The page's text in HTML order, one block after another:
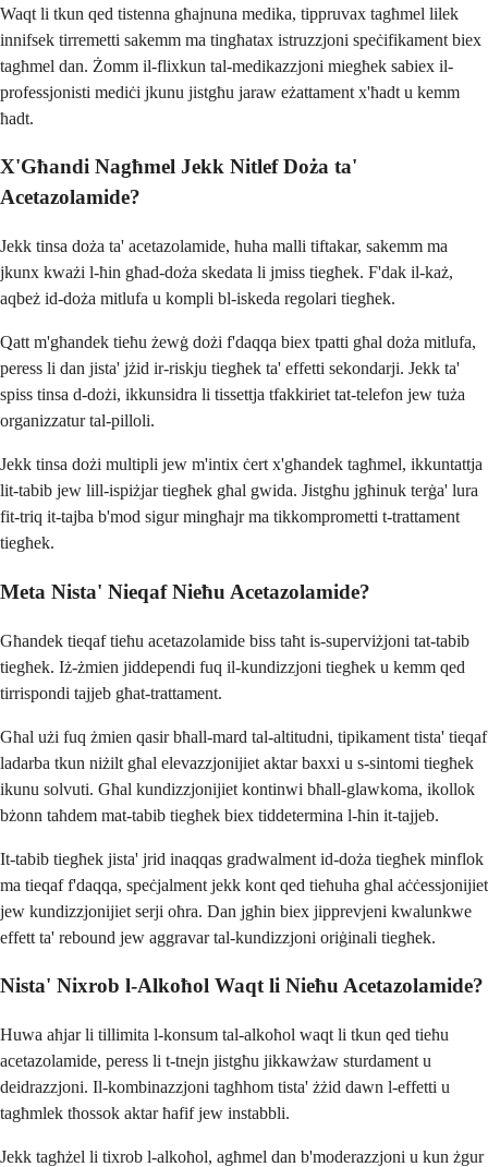
Waqt li tkun qed tistenna għajnuna medika, tippruvax tagħmel lilek
innifsek tirremetti sakemm ma tingħatax istruzzjoni speċifikament biex
tagħmel dan. Żomm il-flixkun tal-medikazzjoni miegħek sabiex il-
professjonisti mediċi jkunu jistgħu jaraw eżattament x'ħadt u kemm
ħadt.
X'Għandi Nagħmel Jekk Nitlef Doża ta'
Acetazolamide?
Jekk tinsa doża ta' acetazolamide, ħuha malli tiftakar, sakemm ma
jkunx kważi l-ħin għad-doża skedata li jmiss tiegħek. F'dak il-każ,
aqbeż id-doża mitlufa u kompli bl-iskeda regolari tiegħek.
Qatt m'għandek tieħu żewġ dożi f'daqqa biex tpatti għal doża mitlufa,
peress li dan jista' jżid ir-riskju tiegħek ta' effetti sekondarji. Jekk ta'
spiss tinsa d-dożi, ikkunsidra li tissettja tfakkiriet tat-telefon jew tuża
organizzatur tal-pilloli.
Jekk tinsa dożi multipli jew m'intix ċert x'għandek tagħmel, ikkuntattja
lit-tabib jew lill-ispiżjar tiegħek għal gwida. Jistgħu jgħinuk terġa' lura
fit-triq it-tajba b'mod sigur mingħajr ma tikkomprometti t-trattament
tiegħek.
Meta Nista' Nieqaf Nieħu Acetazolamide?
Għandek tieqaf tieħu acetazolamide biss taħt is-superviżjoni tat-tabib
tiegħek. Iż-żmien jiddependi fuq il-kundizzjoni tiegħek u kemm qed
tirrispondi tajjeb għat-trattament.
Għal użi fuq żmien qasir bħall-mard tal-altitudni, tipikament tista' tieqaf
ladarba tkun niżilt għal elevazzjonijiet aktar baxxi u s-sintomi tiegħek
ikunu solvuti. Għal kundizzjonijiet kontinwi bħall-glawkoma, ikollok
bżonn taħdem mat-tabib tiegħek biex tiddetermina l-ħin it-tajjeb.
It-tabib tiegħek jista' jrid inaqqas gradwalment id-doża tiegħek minflok
ma tieqaf f'daqqa, speċjalment jekk kont qed tieħuha għal aċċessjonijiet
jew kundizzjonijiet serji oħra. Dan jgħin biex jipprevjeni kwalunkwe
effett ta' rebound jew aggravar tal-kundizzjoni oriġinali tiegħek.
Nista' Nixrob l-Alkoħol Waqt li Nieħu Acetazolamide?
Huwa aħjar li tillimita l-konsum tal-alkoħol waqt li tkun qed tieħu
acetazolamide, peress li t-tnejn jistgħu jikkawżaw sturdament u
deidrazzjoni. Il-kombinazzjoni tagħhom tista' żżid dawn l-effetti u
tagħmlek tħossok aktar ħafif jew instabbli.
Jekk tagħżel li tixrob l-alkoħol, agħmel dan b'moderazzjoni u kun żgur